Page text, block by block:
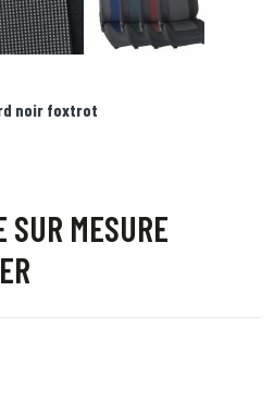
noir foxtrot
foxtrot
Delta
bord gris centre gris
SUR MESURE